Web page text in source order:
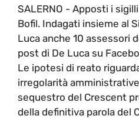
SALERNO - Apposti i
Bofil. Indagati insieme al
Luca anche 10 assessori
post di De Luca su
Le ipotesi di reato
irregolarità
sequestro del Crescent
della definitiva parola del